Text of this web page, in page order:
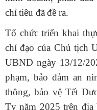
chỉ tiêu đã đề ra.
Tổ chức triển khai
chỉ đạo của Chủ tịch
UBND ngày 13/12/
phạm, bảo đảm an
thông, bảo vệ Tết
Tỵ năm 2025 trên